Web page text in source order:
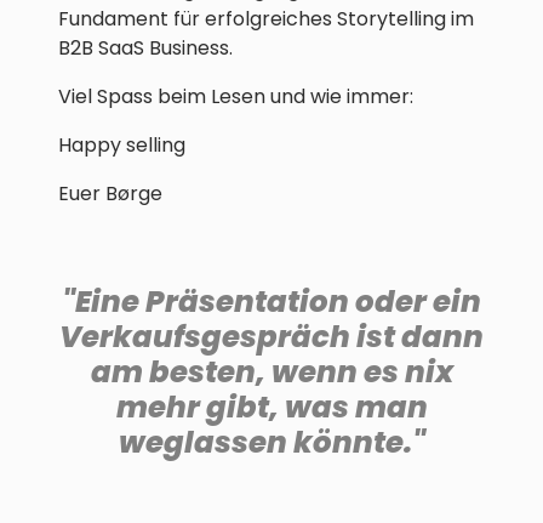
Fundament für erfolgreiches Storytelling im
B2B SaaS Business.
Viel Spass beim Lesen und wie immer:
Happy selling
Euer Børge
"Eine Präsentation oder ein
Verkaufsgespräch ist dann
am besten, wenn es nix
mehr gibt, was man
weglassen könnte."